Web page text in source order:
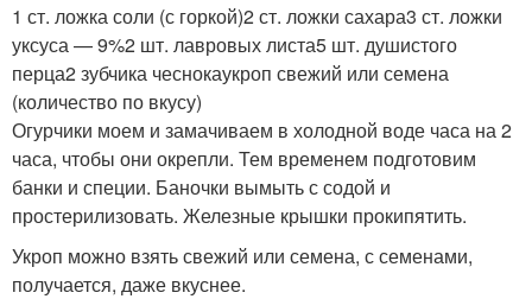
1 ст. ложка соли (с горкой)2 ст. ложки сахара3 ст. ложки
уксуса — 9%2 шт. лавровых листа5 шт. душистого
перца2 зубчика чеснокаукроп свежий или семена
(количество по вкусу)
Огурчики моем и замачиваем в холодной воде часа на 2
часа, чтобы они окрепли. Тем временем подготовим
банки и специи. Баночки вымыть с содой и
простерилизовать. Железные крышки прокипятить.
Укроп можно взять свежий или семена, с семенами,
получается, даже вкуснее.